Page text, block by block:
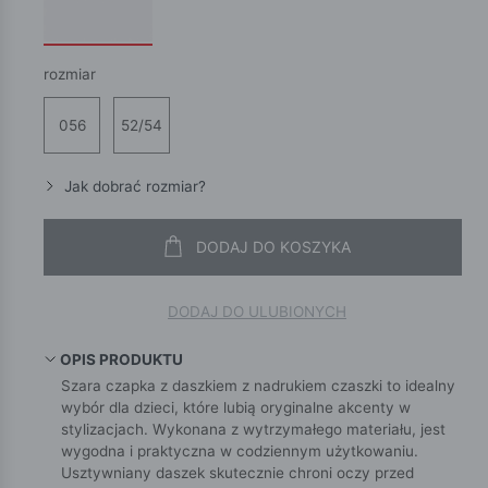
rozmiar
056 52/54
Jak dobrać rozmiar?
DODAJ DO KOSZYKA
DODAJ DO ULUBIONYCH
OPIS PRODUKTU
Szara czapka z daszkiem z nadrukiem czaszki to idealny
wybór dla dzieci, które lubią oryginalne akcenty w
stylizacjach. Wykonana z wytrzymałego materiału, jest
wygodna i praktyczna w codziennym użytkowaniu.
Usztywniany daszek skutecznie chroni oczy przed